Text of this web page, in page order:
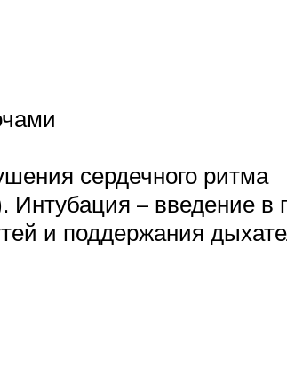
сердечного ритма
Интубация – введение в
и поддержания